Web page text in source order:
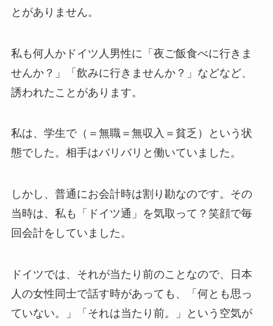
とがありません。
私も何人かドイツ人男性に「夜ご飯食べに行きま
せんか？」「飲みに行きませんか？」などなど、
誘われたことがあります。
私は、学生で（＝無職＝無収入＝貧乏）という状
態でした。相手はバリバリと働いていました。
しかし、普通にお会計時は割り勘なのです。その
当時は、私も「ドイツ通」を気取って？笑顔で毎
回会計をしていました。
ドイツでは、それが当たり前のことなので、日本
人の女性同士で話す時があっても、「何とも思っ
ていない。」「それは当たり前。」という空気が